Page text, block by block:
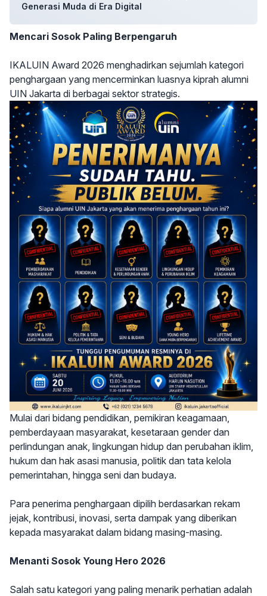
Generasi Muda di Era Digital
Mencari Sosok Paling Berpengaruh
IKALUIN Award 2026 menghadirkan sejumlah kategori
penghargaan yang mencerminkan luasnya kiprah alumni
UIN Jakarta di berbagai sektor strategis.
Mulai dari bidang pendidikan, pemikiran keagamaan,
pemberdayaan masyarakat, kesetaraan gender dan
perlindungan anak, lingkungan hidup dan perubahan iklim,
hukum dan hak asasi manusia, politik dan tata kelola
pemerintahan, hingga seni dan budaya.
Para penerima penghargaan dipilih berdasarkan rekam
jejak, kontribusi, inovasi, serta dampak yang diberikan
kepada masyarakat dalam bidang masing-masing.
Menanti Sosok Young Hero 2026
Salah satu kategori yang paling menarik perhatian adalah